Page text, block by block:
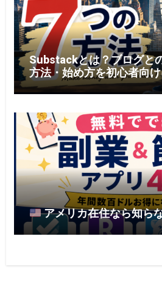
Substackとは？ブログと
方法・始め方を初心者向
アメリカ在住なら知ら